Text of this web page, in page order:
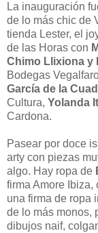
La inauguración
de lo más chic de
tienda Lester, el
de las Horas con
Chimo Llixiona y
Bodegas
García de la
Cultura, Yolanda
Cardona.
Pasear por doce
arty con piezas
algo. Hay ropa de
firma Amore Ibiza,
una firma de ropa
de lo más monos,
dibujos naif,